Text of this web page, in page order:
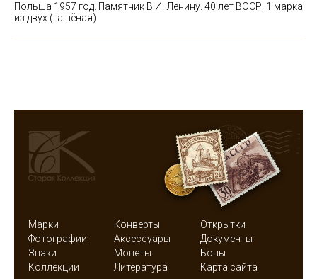
Польша 1957 год. Памятник В.И. Ленину. 40 лет ВОСР, 1 марка
из двух (гашёная)
Марки Конверты
Открытки
Фотографии
Аксессуары
Документы
Знаки
Монеты
Боны
Коллекции
Литература Карта сайта